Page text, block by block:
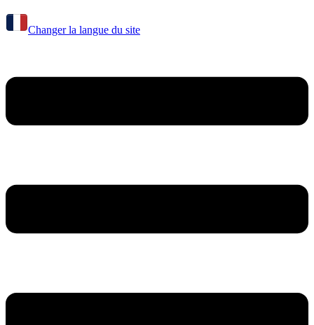
Changer la langue du site